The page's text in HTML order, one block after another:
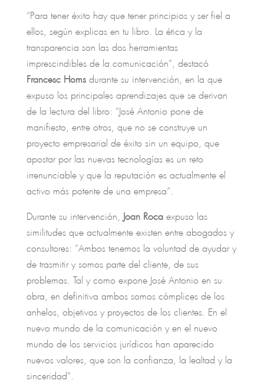
“Para tener éxito hay que tener principios y ser fiel a
ellos, según explicas en tu libro. La ética y la
transparencia son las dos herramientas
imprescindibles de la comunicación”, destacó
Francesc Homsdurante su intervención, en la que
expuso los principales aprendizajes que se derivan
de la lectura del libro: “José Antonio pone de
manifiesto, entre otros, que no se construye un
proyecto empresarial de éxito sin un equipo, que
apostar por las nuevas tecnologías es un reto
irrenunciable y que la reputación es actualmente el
activo más potente de una empresa”.
Durante su intervención,Joan Rocaexpuso las
similitudes que actualmente existen entre abogados y
consultores: “Ambos tenemos la voluntad de ayudar y
de trasmitir y somos parte del cliente, de sus
problemas. Tal y como expone José Antonio en su
obra, en definitiva ambos somos cómplices de los
anhelos, objetivos y proyectos de los clientes. En el
nuevo mundo de la comunicación y en el nuevo
mundo de los servicios jurídicos han aparecido
nuevos valores, que son la confianza, la lealtad y la
sinceridad”.